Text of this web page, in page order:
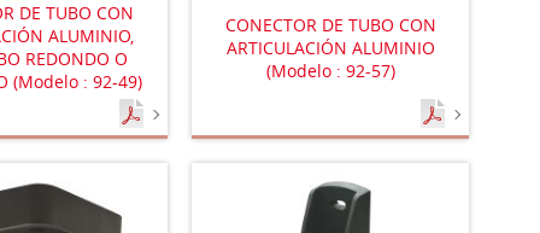
DE TUBO CON
ALUMINIO,
REDONDO O
(Modelo : 92-49)
CONECTOR DE TUBO CON
ARTICULACIÓN ALUMINIO
(Modelo : 92-57)